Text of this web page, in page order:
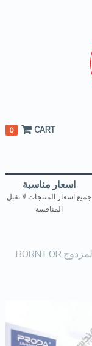
CART
0
اسعار مناسبة
جميع اسعار المنتجات لا تقبل
المنافسة
سماعه remax proda الرياضيه بالمغناطيس المزدوج BORN FOR